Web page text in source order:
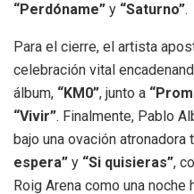
“Perdóname” y “Saturno”.
Para el cierre, el artista
celebración vital
álbum, “KM0”, junto a
“Vivir”. Finalmente, Pablo
bajo una ovación atronadora
espera” y “Si quisieras”,
Roig Arena como una